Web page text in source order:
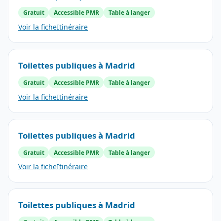
Gratuit Accessible PMR Table à langer
Voir la ficheItinéraire
Toilettes publiques à Madrid
Gratuit Accessible PMR Table à langer
Voir la ficheItinéraire
Toilettes publiques à Madrid
Gratuit Accessible PMR Table à langer
Voir la ficheItinéraire
Toilettes publiques à Madrid